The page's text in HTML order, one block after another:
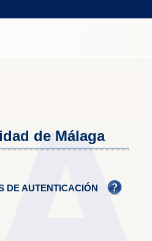
de Málaga
DE AUTENTICACIÓN